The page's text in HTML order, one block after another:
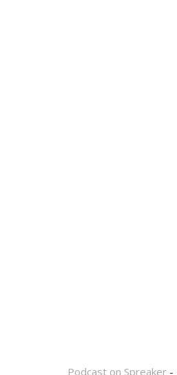
Podcast on Spreaker-